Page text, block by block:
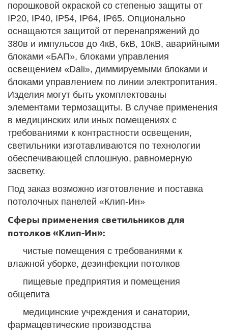
порошковой окраской со степенью защиты от
IP20, IP40, IP54, IP64, IP65. Опционально
оснащаются защитой от перенапряжений до
380в и импульсов до 4кВ, 6кВ, 10кВ, аварийными
блоками «БАП», блоками управления
освещением «Dali», диммируемыми блоками и
блоками управлением по линии электропитания.
Изделия могут быть укомплектованы
элементами термозащиты. В случае применения
в медицинских или иных помещениях с
требованиями к контрастности освещения,
светильники изготавливаются по технологии
обеспечивающей сплошную, равномерную
засветку.
Под заказ возможно изготовление и поставка
потолочных панелей «Клип-Ин»
Сферы применения светильников для
потолков «Клип-Ин»:
чистые помещения с требованиями к
влажной уборке, дезинфекции потолков
пищевые предприятия и помещения
общепита
медицинские учреждения и санатории,
фармацевтические производства